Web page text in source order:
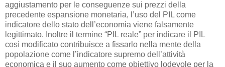
aggiustamento per le conseguenze sui prezzi della
precedente espansione monetaria, l’uso del PIL come
indicatore dello stato dell’economia viene falsamente
legittimato. Inoltre il termine “PIL reale” per indicare il PIL
così modificato contribuisce a fissarlo nella mente della
popolazione come l’indicatore supremo dell’attività
economica e il suo aumento come obiettivo lodevole per la